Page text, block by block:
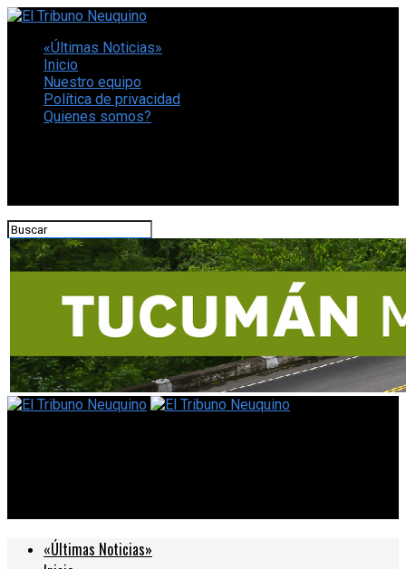
«Últimas Noticias»
Inicio
Nuestro equipo
Política de privacidad
Quienes somos?
«Últimas Noticias»